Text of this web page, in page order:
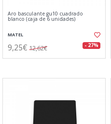
Aro basculante gu10 cuadrado
blanco (caja de 6 unidades)
MATEL
9,25€ 12,62€ - 27%